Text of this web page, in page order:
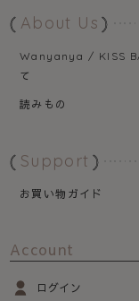
About Us
Wanyanya / KISS
て
読みもの
Support
お買い物ガイド
Account
ログイン